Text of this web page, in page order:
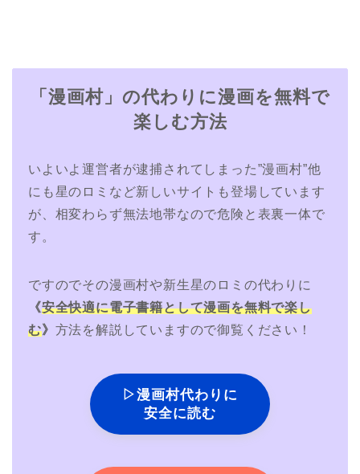
「漫画村」の代わりに漫画を無料で
楽しむ方法
いよいよ運営者が逮捕されてしまった”漫画村”他
にも星のロミなど新しいサイトも登場しています
が、相変わらず無法地帯なので危険と表裏一体で
す。
ですのでその漫画村や新生星のロミの代わりに
《安全快適に電子書籍として漫画を無料で楽し
む》 方法を解説していますので御覧ください！
▷漫画村代わりに
安全に読む